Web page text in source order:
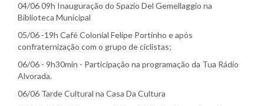
04/06 09h Inauguração do Spazio Del Gemellaggio na
Biblioteca Municipal
05/06 -19h Café Colonial Felipe Portinho e após
confraternização com o grupo de ciclistas;
06/06 - 9h30min - Participação na programação da Tua Rádio
Alvorada.
06/06 Tarde Cultural na Casa Da Cultura